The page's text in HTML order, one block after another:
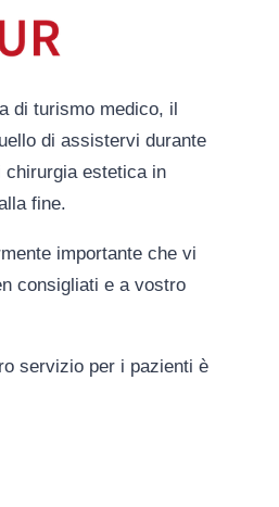
di turismo medico, il
di assistervi durante
chirurgia estetica in
fine.
importante che vi
consigliati e a vostro
servizio per i pazienti è